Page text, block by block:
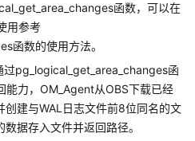
函数，可以在
用参考
函数的使用方法。
pg_logical_get_area_changes函
能力，OM_Agent从OBS下载已经
创建与WAL日志文件前8位同名的文
据存入文件并返回路径。